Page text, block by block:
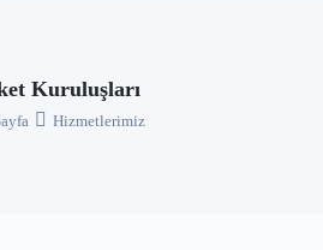
Kuruluşları
Hizmetlerimiz